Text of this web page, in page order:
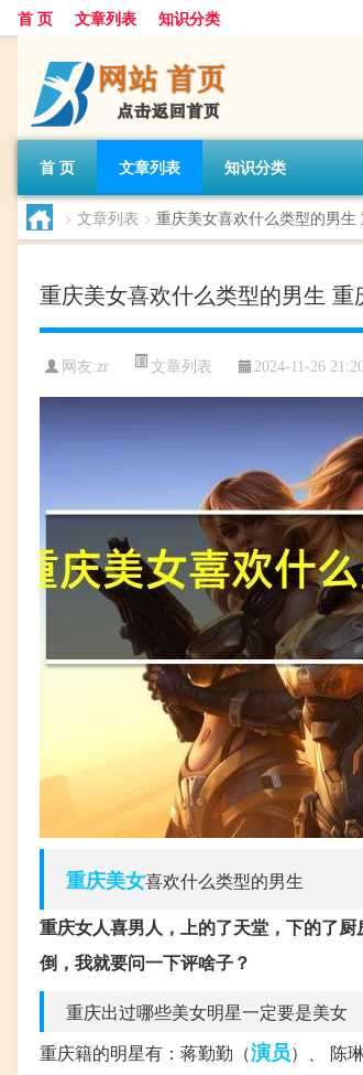
首 页 文章列表 知识分类
首 页 文章列表 知识分类
> 文章列表 > 重庆美女喜欢什么类型的男生
重庆美女喜欢什么类型的男生 重
网友:zr 文章列表 2024-11-26
重庆美女喜欢什么类型的男生
重庆女人喜男人，上的了天堂，下的了
倒，我就要问一下评啥子？
重庆出过哪些美女明星一定要是美女
重庆籍的明星有：蒋勤勤（演员）、 陈